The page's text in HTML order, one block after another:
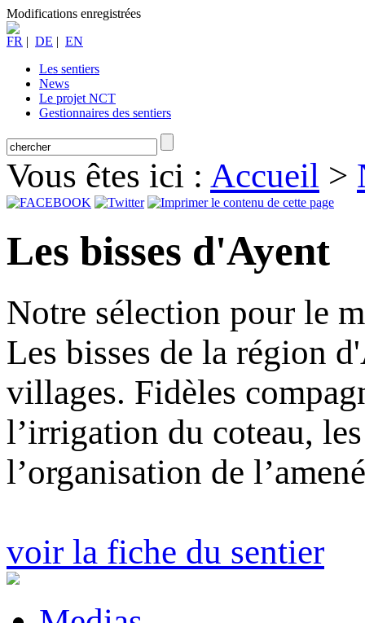
Modifications enregistrées
FR | DE | EN
Les sentiers
News
Le projet NCT
Gestionnaires des sentiers
Vous êtes ici : Accueil >
Les bisses d'Ayent
Notre sélection pour le
Les bisses de la région
villages. Fidèles
l’irrigation du coteau,
l’organisation de
voir la fiche du sentier